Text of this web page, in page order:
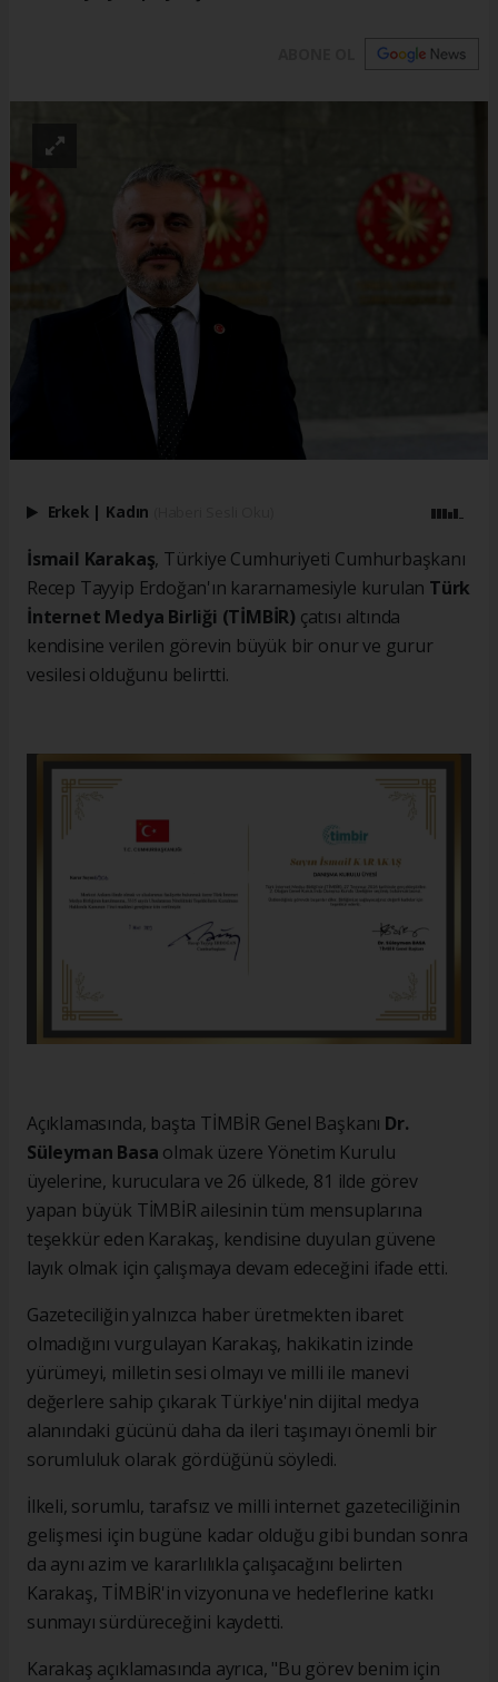
Erkek Kadın
İsmail Karakaş, Türkiye Cumhuriyeti Cumhurbaşkanı
Recep Tayyip Erdoğan'ın kararnamesiyle kurulan Türk
İnternet Medya Birliği (TİMBİR) çatısı altında
kendisine verilen görevin büyük bir onur ve gurur
vesilesi olduğunu belirtti.
Açıklamasında, başta TİMBİR Genel Başkanı Dr.
Süleyman Basa olmak üzere Yönetim Kurulu
üyelerine, kuruculara ve 26 ülkede, 81 ilde görev
yapan büyük TİMBİR ailesinin tüm mensuplarına
teşekkür eden Karakaş, kendisine duyulan güvene
layık olmak için çalışmaya devam edeceğini ifade etti.
Gazeteciliğin yalnızca haber üretmekten ibaret
olmadığını vurgulayan Karakaş, hakikatin izinde
yürümeyi, milletin sesi olmayı ve milli ile manevi
değerlere sahip çıkarak Türkiye'nin dijital medya
alanındaki gücünü daha da ileri taşımayı önemli bir
sorumluluk olarak gördüğünü söyledi.
İlkeli, sorumlu, tarafsız ve milli internet gazeteciliğinin
gelişmesi için bugüne kadar olduğu gibi bundan sonra
da aynı azim ve kararlılıkla çalışacağını belirten
Karakaş, TİMBİR'in vizyonuna ve hedeflerine katkı
sunmayı sürdüreceğini kaydetti.
Karakaş açıklamasında ayrıca, "Bu görev benim için